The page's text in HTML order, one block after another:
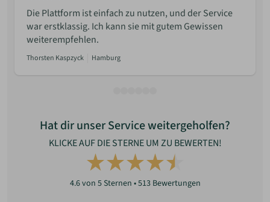
Die Plattform ist einfach zu nutzen, und der Service
war erstklassig. Ich kann sie mit gutem Gewissen
weiterempfehlen.
Thorsten Kaspzyck Hamburg
Hat dir unser Service weitergeholfen?
KLICKE AUF DIE STERNE UM ZU BEWERTEN!
4.6von 5 Sternen •513Bewertungen